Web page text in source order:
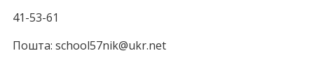
41-53-61
Пошта: school57nik@ukr.net